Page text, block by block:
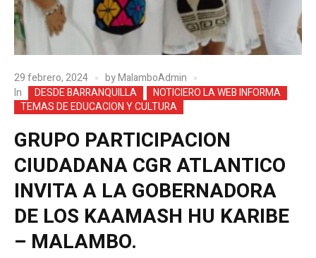
29 febrero, 2024 byMalamboAdmin
In
DESDE BARRANQUILLA
NOTICIERO LA WEB INFORMA
TEMAS DE EDUCACION Y CULTURA
GRUPO PARTICIPACION
CIUDADANA CGR ATLANTICO
INVITA A LA GOBERNADORA
DE LOS KAAMASH HU KARIBE
– MALAMBO.